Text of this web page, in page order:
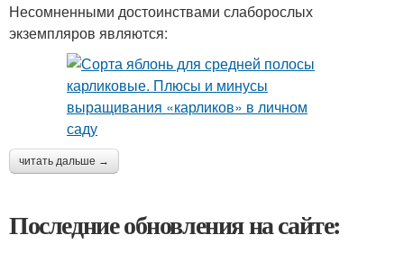
Несомненными достоинствами слаборослых
экземпляров являются:
читать дальше →
Последние обновления на сайте: